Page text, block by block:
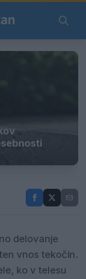
delovanje
vnos tekočin.
ko v telesu